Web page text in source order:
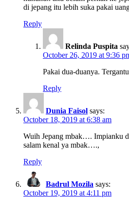
di jepang itu lebih suka pakai
Reply
Relinda Puspita
October 26, 2019 at 9:36
Pakai dua-duanya.
Reply
Dunia Faisol says:
October 18, 2019 at 6:38 am
Wuih Jepang mbak…. Impianku
salam kenal ya mbak….,
Reply
Badrul Mozila says:
October 19, 2019 at 4:11 pm